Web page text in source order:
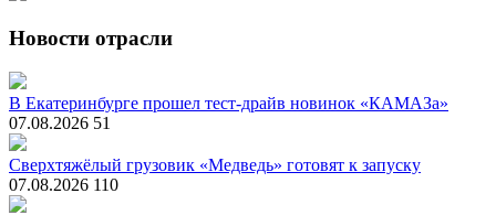
Новости отрасли
В Екатеринбурге прошел тест-драйв новинок «КАМАЗа»
07.08.2026 51
Сверхтяжёлый грузовик «Медведь» готовят к запуску
07.08.2026 110